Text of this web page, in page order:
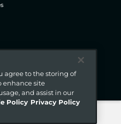
agree to the storing of
enhance site
and assist in our
Policy Privacy Policy